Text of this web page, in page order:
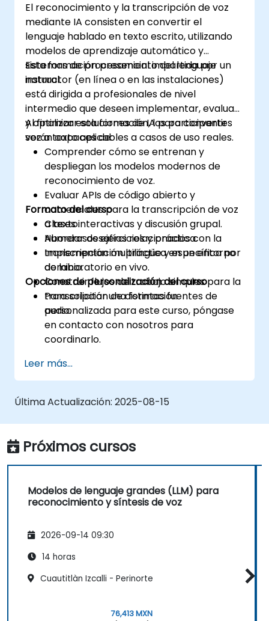
futuras en las tecnologías de voz.
El reconocimiento y la transcripción de voz
mediante IA consisten en convertir el
lenguaje hablado en texto escrito, utilizando
modelos de aprendizaje automático y
sistemas de procesamiento del lenguaje
natural.
Esta formación presencial impartida por un
instructor (en línea o en las instalaciones)
está dirigida a profesionales de nivel
intermedio que deseen implementar, evaluar
y optimizar soluciones de IA para convertir
voz a texto aplicables a casos de uso reales.
Al finalizar esta formación, los participantes
serán capaces de:
Comprender cómo se entrenan y
despliegan los modelos modernos de
reconocimiento de voz.
Evaluar APIs de código abierto y
comerciales para la transcripción de voz
a texto.
Abordar desafíos relacionados con la
transcripción multilingüe y específica por
dominio.
Construir flujos de trabajo simples para la
transcripción de distintas fuentes de
audio.
Formato del curso
Clases interactivas y discusión grupal.
Numerosos ejercicios y práctica.
Implementación práctica en un entorno
de laboratorio en vivo.
Opciones de personalización del curso
Para solicitar una formación
personalizada para este curso, póngase
en contacto con nosotros para
coordinarlo.
Leer más...
Última Actualización: 2025-08-15
Próximos cursos
Modelos de lenguaje grandes (LLM) para
reconocimiento y síntesis de voz
2026-09-14 09:30
14 horas
Cuautitlàn Izcalli - Perinorte
76,413 MXN